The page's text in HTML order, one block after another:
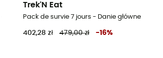
Trek'N Eat
Pack de survie 7 jours - Danie główne
402,28 zł 479,00 zł -16%